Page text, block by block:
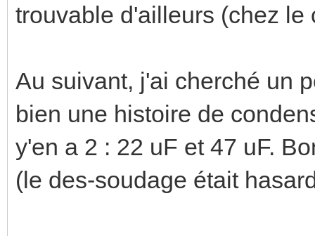
trouvable d'ailleurs (chez
Au suivant, j'ai cherché un
bien une histoire de
y'en a 2 : 22 uF et 47 uF.
(le des-soudage était